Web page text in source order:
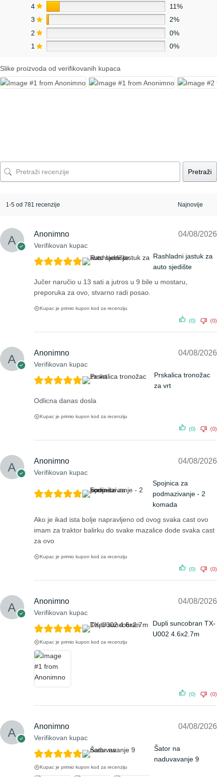
4
11%
3
2%
2
0%
1
0%
Slike proizvoda od verifikovanih kupaca
Pretraži
1-5 od 781 recenzije
Anonimno
Verifikovan kupac
04/08/2026
Rashladni jastuk za
auto sjedište
Jučer naručio u 13 sati a jutros u 9 bile u mostaru,
preporuka za ovo, stvarno radi posao.
Kupac je primio kupon kod za recenziju
(0) (0)
Anonimno
Verifikovan kupac
04/08/2026
Prskalica tronožac
za vrt
Odlicna danas dosla
Kupac je primio kupon kod za recenziju
(0) (0)
Anonimno
Verifikovan kupac
04/08/2026
Spojnica za
podmazivanje - 2
komada
Ako je ikad ista bolje napravljeno od ovog svaka cast ovo
imam za traktor balirku do svake mazalice dode svaka cast
za ovo
Kupac je primio kupon kod za recenziju
(0) (0)
Anonimno
Verifikovan kupac
04/08/2026
Dupli suncobran TX-
U002 4.6x2.7m
Kupac je primio kupon kod za recenziju
(0) (0)
Anonimno
Verifikovan kupac
04/08/2026
Šator na
naduvavanje 9
Kupac je primio kupon kod za recenziju